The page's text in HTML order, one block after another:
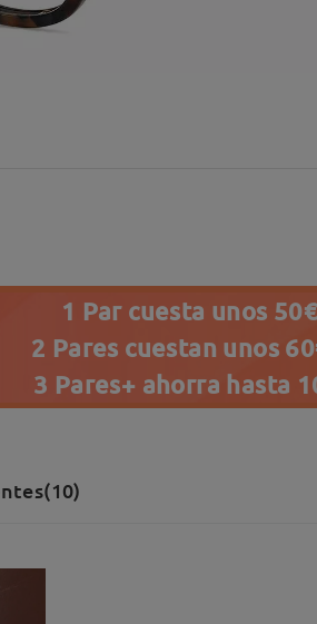
1 Par cuesta unos
2 Pares cuestan unos
3 Pares+ ahorra hasta